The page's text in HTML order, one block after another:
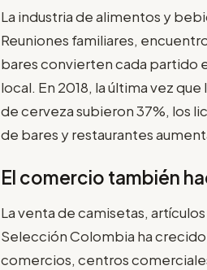
La industria de alimentos y
Reuniones familiares,
bares convierten cada partido
local. En 2018, la última vez
de cerveza subieron 37%, los
de bares y restaurantes
El comercio también
La venta de camisetas,
Selección Colombia ha
comercios, centros